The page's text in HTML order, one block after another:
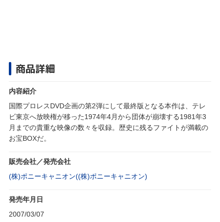
商品詳細
内容紹介
国際プロレスDVD企画の第2弾にして最終版となる本作は、テレ
ビ東京へ放映権が移った1974年4月から団体が崩壊する1981年3
月までの貴重な映像の数々を収録。歴史に残るファイトが満載の
お宝BOXだ。
販売会社／発売会社
(株)ポニーキャニオン((株)ポニーキャニオン)
発売年月日
2007/03/07